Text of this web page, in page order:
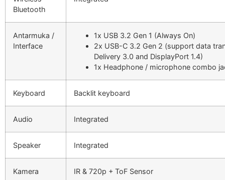
Bluetooth
Antarmuka /
Interface
1x USB 3.2 Gen 1 (Always On)
2x USB-C 3.2 Gen 2 (support data
Delivery 3.0 and DisplayPort 1.4)
1x Headphone / microphone combo
Keyboard Backlit keyboard
Audio Integrated
Speaker Integrated
Kamera IR & 720p + ToF Sensor